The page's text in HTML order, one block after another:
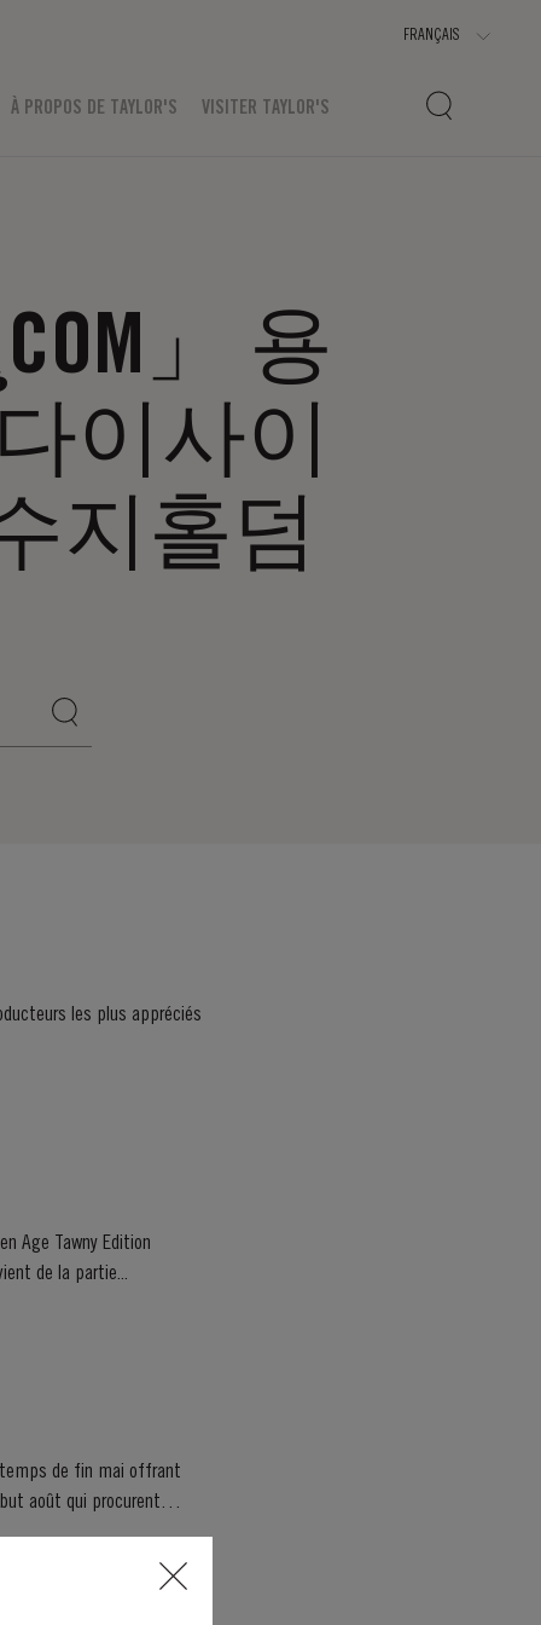
À PROPOS DE TAYLOR'S VISITER TAYLOR'S
」 용
이사이
지홀덤
les plus appréciés
Age Tawny Edition
Ce porto 50 ans d’âge provient de la partie...
temps de fin mai offrant